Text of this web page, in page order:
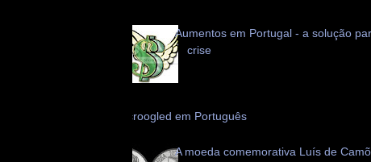
Aumentos em Portugal - a solução
crise
Scroogled em Português
A moeda comemorativa Luís de